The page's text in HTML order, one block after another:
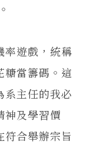
遊戲，統稱
糖當籌碼。這
系主任的我必
神及學習價
合舉辦宗旨